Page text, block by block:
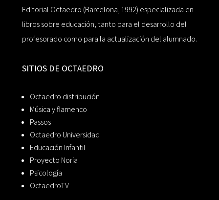
Editorial Octaedro (Barcelona, 1992) especializada en
libros sobre educación, tanto para el desarrollo del
profesorado como para la actualización del alumnado.
SITIOS DE OCTAEDRO
Octaedro distribución
Música y flamenco
Passos
Octaedro Universidad
Educación Infantil
Proyecto Noria
Psicología
OctaedroTV